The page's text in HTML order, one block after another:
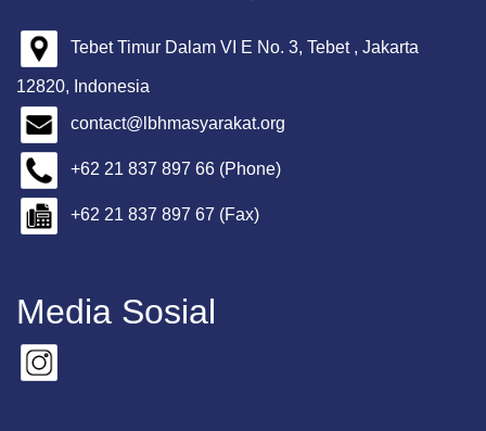
Tebet Timur Dalam VI E No. 3, Tebet , Jakarta
12820, Indonesia
contact@lbhmasyarakat.org
+62 21 837 897 66 (Phone)
+62 21 837 897 67 (Fax)
Media Sosial